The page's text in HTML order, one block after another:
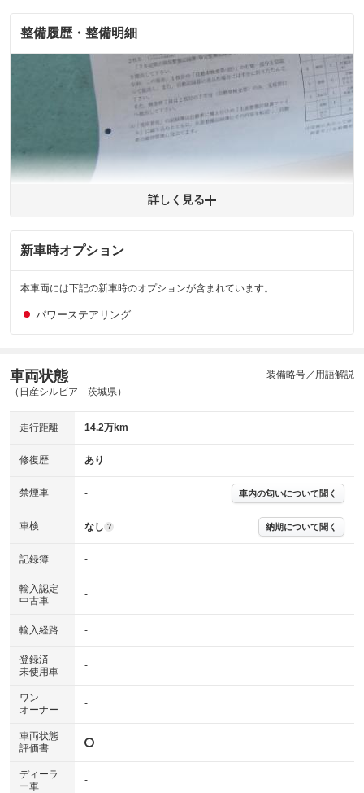
1/1
※購入時は必ず現車をご確認下さい。
※整備記録簿はあくまでも記載している整備日の結果となります。車両情報等の
詳細は各販売店へお問い合わせ下さい。
整備履歴・整備明細
詳しく見る
新車時オプション
本車両には下記の新車時のオプションが含まれています。
パワーステアリング
車両状態
（日産シルビア 茨城県）
装備略号／用語解説
走行距離 14.2万km
修復歴 あり
禁煙車 - 車内の匂いについて聞く
車検 なし ? 納期について聞く
記録簿 -
輸入認定
中古車
-
輸入経路 -
登録済
未使用車
-
ワン
オーナー
-
車両状態
評価書
ディーラ
ー車
-